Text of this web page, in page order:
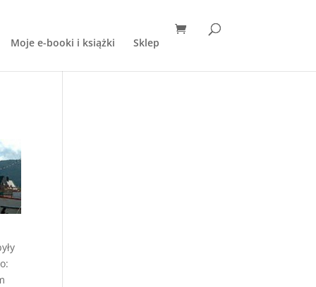
Moje e-booki i książki Sklep